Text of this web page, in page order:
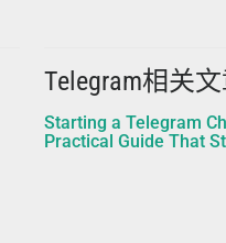
Telegram相关
Starting a Telegram
Practical Guide That